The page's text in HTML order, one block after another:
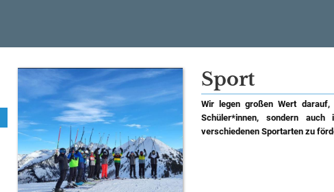
Sport
Wir legen großen Wert
Schüler*innen, sondern
verschiedenen Sportarten zu